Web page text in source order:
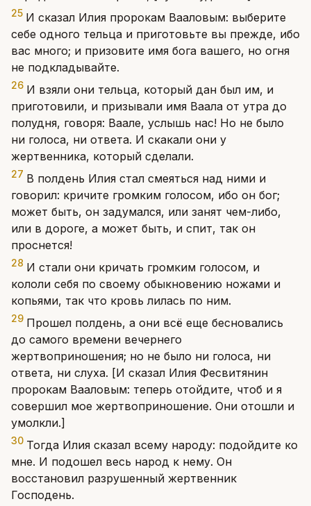
25 И сказал Илия пророкам Вааловым: выберите
себе одного тельца и приготовьте вы прежде, ибо
вас много; и призовите имя бога вашего, но огня
не подкладывайте.
26 И взяли они тельца, который дан был им, и
приготовили, и призывали имя Ваала от утра до
полудня, говоря: Ваале, услышь нас! Но не было
ни голоса, ни ответа. И скакали они у
жертвенника, который сделали.
27 В полдень Илия стал смеяться над ними и
говорил: кричите громким голосом, ибо он бог;
может быть, он задумался, или занят чем-либо,
или в дороге, а может быть, и спит, так он
проснется!
28 И стали они кричать громким голосом, и
кололи себя по своему обыкновению ножами и
копьями, так что кровь лилась по ним.
29 Прошел полдень, а они всё еще бесновались
до самого времени вечернего
жертвоприношения; но не было ни голоса, ни
ответа, ни слуха. [И сказал Илия Фесвитянин
пророкам Вааловым: теперь отойдите, чтоб и я
совершил мое жертвоприношение. Они отошли и
умолкли.]
30 Тогда Илия сказал всему народу: подойдите ко
мне. И подошел весь народ к нему. Он
восстановил разрушенный жертвенник
Господень.